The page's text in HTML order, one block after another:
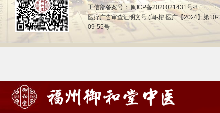
工信部备案号：闽ICP备2020021431号-8
医疗广告审查证明文号:(闽-榕)医广【2024】第10-
09-55号